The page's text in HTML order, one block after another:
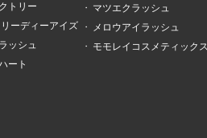
トリー
ーディーアイズ
ッシュ
ート
マツエクラッシュ
メロウアイラッシュ
モモレイコスメティックス